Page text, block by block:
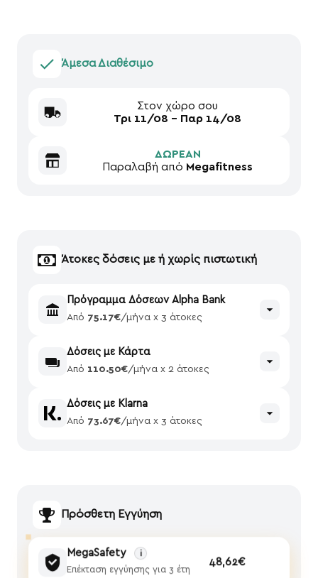
Άμεσα Διαθέσιμο
Στον χώρο σου
Τρι 11/08 - Παρ 14/08
ΔΩΡΕΑΝ
Παραλαβή από Megafitness
Άτοκες δόσεις με ή χωρίς πιστωτική
Πρόγραμμα Δόσεων Alpha Bank
Από 75.17€/μήνα x 3 άτοκες
Δόσεις με Κάρτα
Από 110.50€/μήνα x 2 άτοκες
Δόσεις με Klarna
Από 73.67€/μήνα x 3 άτοκες
Πρόσθετη Εγγύηση
MegaSafety i
Επέκταση εγγύησης για 3 έτη
48,62€